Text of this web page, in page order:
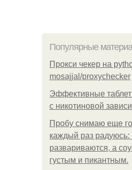
Популярные
Прокси чекер на
mosajjal/proxychecker
Эффективные
с никотиновой
Пробу снимаю еще
каждый раз радуюсь:
развариваются, а
густым и пикантным.